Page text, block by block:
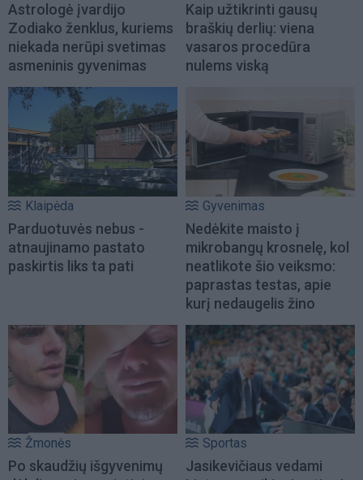
Astrologė įvardijo
Zodiako ženklus, kuriems
niekada nerūpi svetimas
asmeninis gyvenimas
Kaip užtikrinti gausų
braškių derlių: viena
vasaros procedūra
nulems viską
Klaipėda
Parduotuvės nebus -
atnaujinamo pastato
paskirtis liks ta pati
Gyvenimas
Nedėkite maisto į
mikrobangų krosnelę, kol
neatlikote šio veiksmo:
paprastas testas, apie
kurį nedaugelis žino
Žmonės
Po skaudžių išgyvenimų
Sportas
Jasikevičiaus vedami